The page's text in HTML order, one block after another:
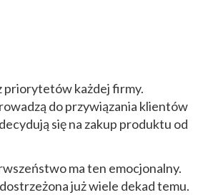
priorytetów każdej firmy.
do przywiązania klientów
się na zakup produktu od
ma ten emocjonalny.
już wiele dekad temu.